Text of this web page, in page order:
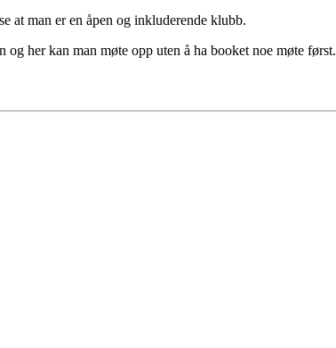
at man er en åpen og inkluderende klubb.
her kan man møte opp uten å ha booket noe møte først.